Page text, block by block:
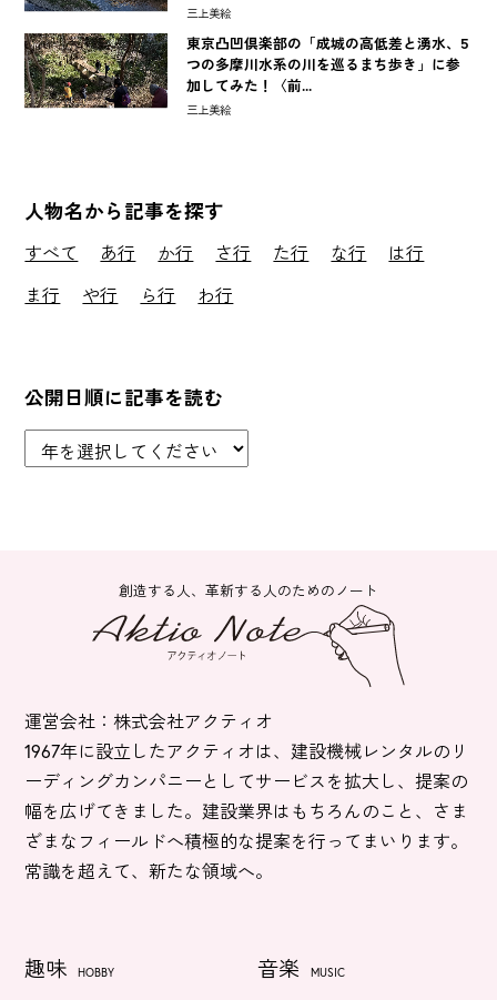
三上美絵
東京凸凹倶楽部の「成城の高低差と湧水、5
つの多摩川水系の川を巡るまち歩き」に参
加してみた！〈前...
三上美絵
人物名から記事を探す
すべて あ行 か行 さ行 た行 な行
は行
ま行
や行 ら行 わ行
公開日順に記事を読む
創造する人、革新する人のためのノート
運営会社：株式会社アクティオ
1967年に設立したアクティオは、建設機械レンタルのリ
ーディングカンパニーとしてサービスを拡大し、提案の
幅を広げてきました。建設業界はもちろんのこと、さま
ざまなフィールドへ積極的な提案を行ってまいります。
常識を超えて、新たな領域へ。
趣味 HOBBY 音楽 MUSIC